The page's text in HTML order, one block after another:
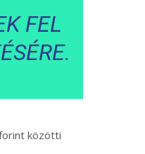
FEL
közötti